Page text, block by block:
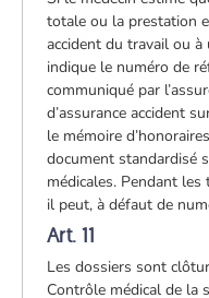
totale ou la prestation
accident du travail ou
indique le numéro de
communiqué par
d’assurance accident
le mémoire
document standardisé
médicales. Pendant les
il peut, à défaut de
Art. 11
Les dossiers sont
Contrôle médical de la